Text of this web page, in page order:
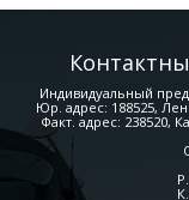
Индивидуальный
Юр. адрес: 188525,
Факт. адрес: 238520,